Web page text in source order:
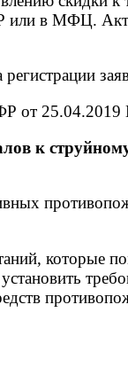
или в МФЦ.
от
к
которые